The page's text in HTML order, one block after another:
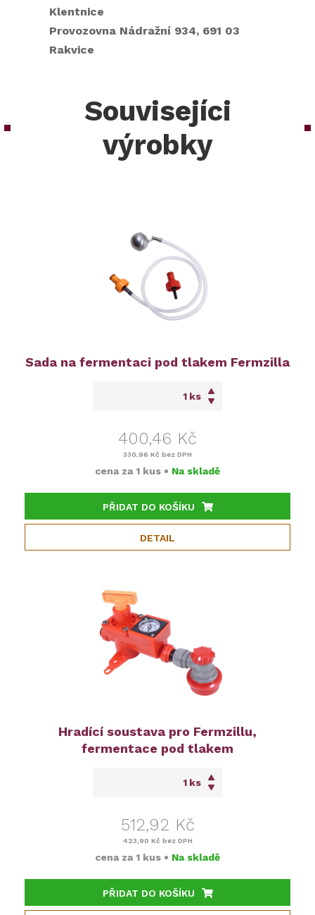
Klentnice
Provozovna Nádražní 934, 691 03
Rakvice
Souvisejíci
výrobky
Sada na fermentaci pod tlakem Fermzilla
ks
400,46 Kč
330,96 Kč bez DPH
cena za 1 kus • Na skladě
PŘIDAT DO KOŠÍKU
DETAIL
Hradící soustava pro Fermzillu,
fermentace pod tlakem
ks
512,92 Kč
423,90 Kč bez DPH
cena za 1 kus • Na skladě
PŘIDAT DO KOŠÍKU